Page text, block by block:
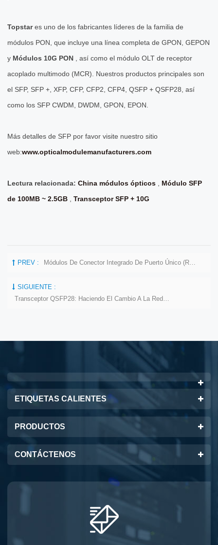
Topstares uno de los fabricantes líderes de la familia de
módulos PON, que incluye una línea completa de GPON, GEPON
y Módulos 10G PON , así como el módulo OLT de receptor
acoplado multimodo (MCR). Nuestros productos principales son
el SFP, SFP +, XFP, CFP, CFP2, CFP4, QSFP + QSFP28, así
como los SFP CWDM, DWDM, GPON, EPON.
Más detalles de SFP por favor visite nuestro sitio
web:www.opticalmodulemanufacturers.com
Lectura relacionada: China módulos ópticos
Módulo SFP
de 100MB ~ 2.5GB
Transceptor SFP + 10G
PREV :
SIGUIENTE :
ETIQUETAS CALIENTES
PRODUCTOS
CONTÁCTENOS